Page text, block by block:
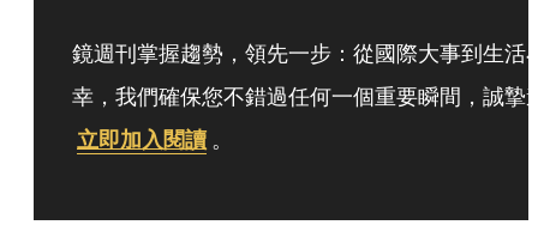
鏡週刊掌握趨勢，領先一步：從國際大事到生活
幸，我們確保您不錯過任何一個重要瞬間，誠摯
立即加入閱讀 。